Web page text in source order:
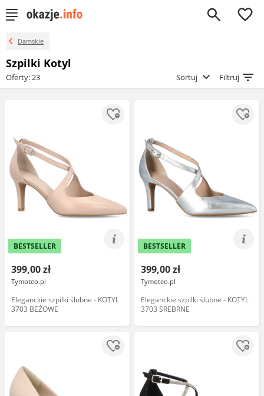
0
Damskie
Szpilki Kotyl
Oferty: 23 Sortuj Filtruj
BESTSELLER
399,00 zł
Tymoteo.pl
Eleganckie szpilki ślubne - KOTYL
3703 BEŻOWE
BESTSELLER
399,00 zł
Tymoteo.pl
Eleganckie szpilki ślubne - KOTYL
3703 SREBRNE